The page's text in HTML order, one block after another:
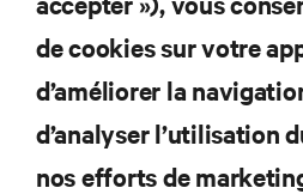
S’INSCRIRE
RESSOURCES
SUPPORT
de cookies sur votre
d’améliorer la
d’analyser l’utilisation
nos efforts de